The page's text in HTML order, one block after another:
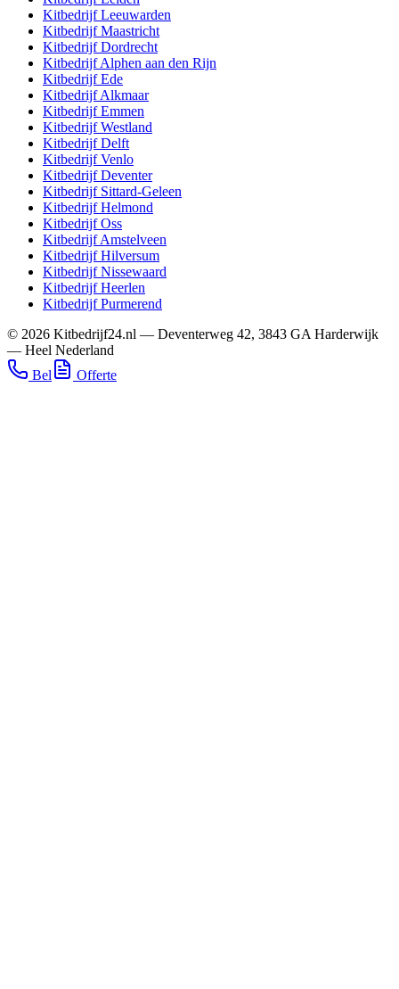
KitbedrijfLeeuwarden
KitbedrijfMaastricht
KitbedrijfDordrecht
KitbedrijfAlphen aan den Rijn
KitbedrijfEde
KitbedrijfAlkmaar
KitbedrijfEmmen
KitbedrijfWestland
KitbedrijfDelft
KitbedrijfVenlo
KitbedrijfDeventer
Kitbedrijf Sittard-Geleen
KitbedrijfHelmond
KitbedrijfOss
KitbedrijfAmstelveen
KitbedrijfHilversum
KitbedrijfNissewaard
KitbedrijfHeerlen
KitbedrijfPurmerend
© 2026 Kitbedrijf24.nl — Deventerweg 42, 3843 GA Harderwijk
— Heel Nederland
Bel
Offerte